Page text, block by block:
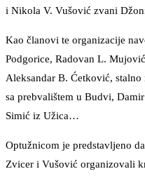
i Nikola V. Vušović zvani
Kao članovi te organizacije
Podgorice, Radovan L.
Aleksandar B. Ćetković,
sa prebvalištem u Budvi,
Simić iz Užica…
Optužnicom je predstavljeno
Zvicer i Vušović organizovali